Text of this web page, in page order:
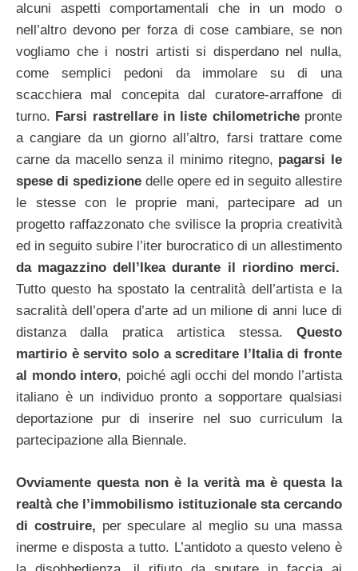
alcuni aspetti comportamentali che in un modo o
nell’altro devono per forza di cose cambiare, se non
vogliamo che i nostri artisti si disperdano nel nulla,
come semplici pedoni da immolare su di una
scacchiera mal concepita dal curatore-arraffone di
turno. Farsi rastrellare in liste chilometrichepronte
a cangiare da un giorno all’altro, farsi trattare come
carne da macello senza il minimo ritegno, pagarsi le
spese di spedizione delle opere ed in seguito allestire
le stesse con le proprie mani, partecipare ad un
progetto raffazzonato che svilisce la propria creatività
ed in seguito subire l’iter burocratico di un allestimento
da magazzino dell’Ikea durante il riordino merci.
Tutto questo ha spostato la centralità dell’artista e la
sacralità dell’opera d’arte ad un milione di anni luce di
distanza dalla pratica artistica stessa. Questo
martirio è servito solo a screditare l’Italia di fronte
al mondo intero, poiché agli occhi del mondo l’artista
italiano è un individuo pronto a sopportare qualsiasi
deportazione pur di inserire nel suo curriculum la
partecipazione alla Biennale.
Ovviamente questa non è la verità ma è questa la
realtà che l’immobilismo istituzionale sta cercando
di costruire, per speculare al meglio su una massa
inerme e disposta a tutto. L’antidoto a questo veleno è